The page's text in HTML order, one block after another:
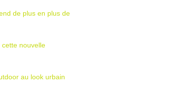
de plus en plus de
nouvelle
au look urbain